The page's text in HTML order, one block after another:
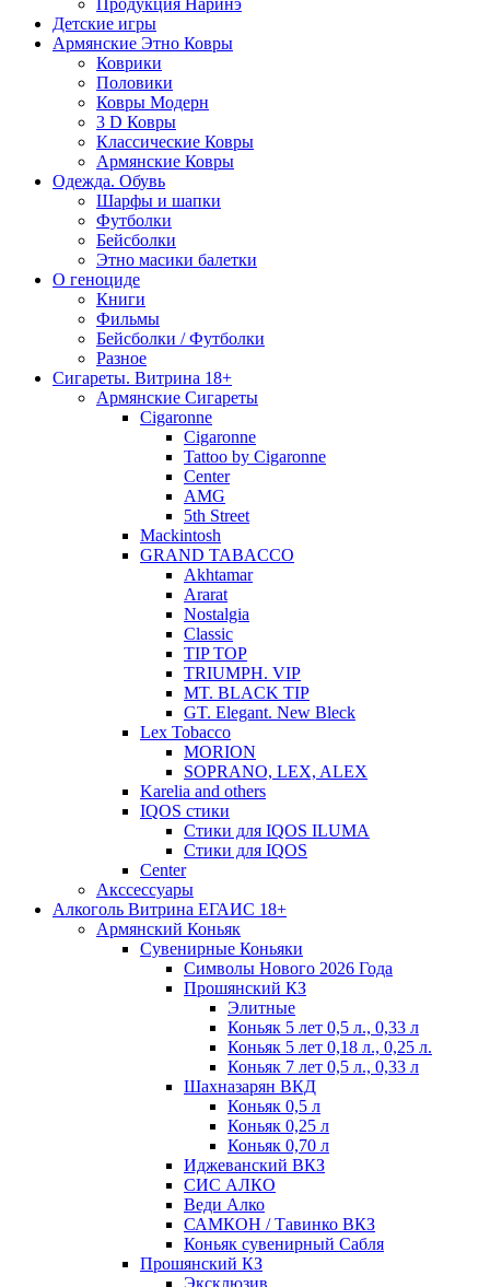
Продукция Наринэ
Детские игры
Армянские Этно Ковры
Коврики
Половики
Ковры Модерн
3 D Ковры
Классические Ковры
Армянские Ковры
Одежда. Обувь
Шарфы и шапки
Футболки
Бейсболки
Этно масики балетки
О геноциде
Книги
Фильмы
Бейсболки / Футболки
Разное
Сигареты. Витрина 18+
Армянские Сигареты
Cigaronne
Cigaronne
Tattoo by Cigaronne
Center
AMG
5th Street
Mackintosh
GRAND TABACCO
Akhtamar
Ararat
Nostalgia
Classic
TIP TOP
TRIUMPH. VIP
MT. BLACK TIP
GT. Elegant. New Bleck
Lex Tobacco
MORION
SOPRANO, LEX, ALEX
Karelia and others
IQOS стики
Стики для IQOS ILUMA
Стики для IQOS
Сenter
Акссессуары
Алкоголь Витрина ЕГАИС 18+
Армянский Коньяк
Сувенирные Коньяки
Символы Нового 2026 Года
Прошянский КЗ
Элитные
Коньяк 5 лет 0,5 л., 0,33 л
Коньяк 5 лет 0,18 л., 0,25 л.
Коньяк 7 лет 0,5 л., 0,33 л
Шахназарян ВКД
Коньяк 0,5 л
Коньяк 0,25 л
Коньяк 0,70 л
Иджеванский ВКЗ
СИС АЛКО
Веди Алко
САМКОН / Тавинко ВКЗ
Коньяк сувенирный Сабля
Прошянский КЗ
Эксклюзив